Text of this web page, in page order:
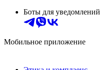
Боты для уведомлений
Мобильное приложение